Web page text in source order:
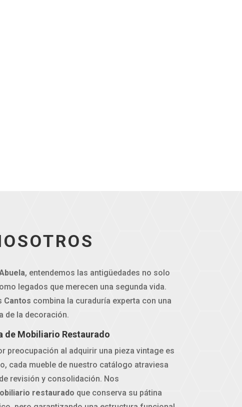
, entendemos las antigüedades no solo
legados que merecen una segunda vida.
Cantos combina la curaduría experta con una
de la decoración.
de Mobiliario Restaurado
preocupación al adquirir una pieza vintage es
cada mueble de nuestro catálogo atraviesa
revisión y consolidación. Nos
restaurado que conserva su pátina